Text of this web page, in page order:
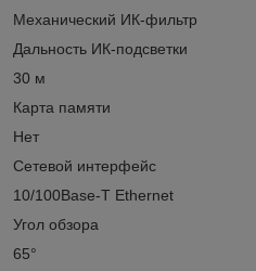
Механический ИК-фильтр
Дальность ИК-подсветки
30 м
Карта памяти
Нет
Сетевой интерфейс
10/100Base-T Ethernet
Угол обзора
65°